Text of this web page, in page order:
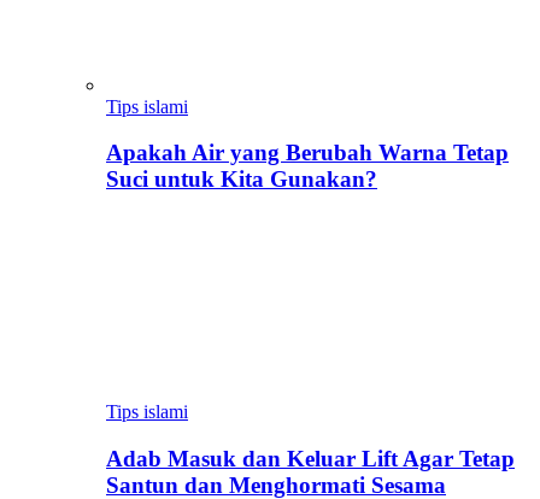
Tips islami
Apakah Air yang Berubah Warna Tetap
Suci untuk Kita Gunakan?
Tips islami
Adab Masuk dan Keluar Lift Agar Tetap
Santun dan Menghormati Sesama